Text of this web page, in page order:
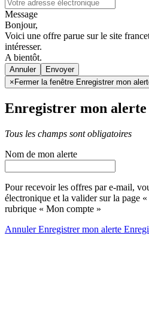
Message
Bonjour,
Voici une offre parue sur le site
intéresser.
A bientôt.
Annuler
× Fermer la fenêtre Enregistrer mon
Enregistrer mon alerte
Tous les champs sont obligatoires
Nom de mon alerte
Pour recevoir les offres par e-mail,
électronique et la valider sur la page «
rubrique « Mon compte »
AnnulerEnregistrer mon alerte